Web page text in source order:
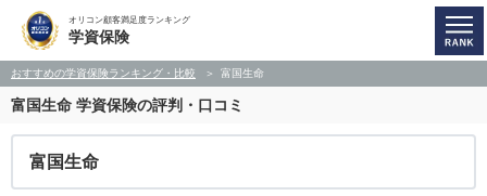
オリコン顧客満足度ランキング
学資保険
おすすめの学資保険ランキング・比較 富国生命
富国生命 学資保険の評判・口コミ
富国生命